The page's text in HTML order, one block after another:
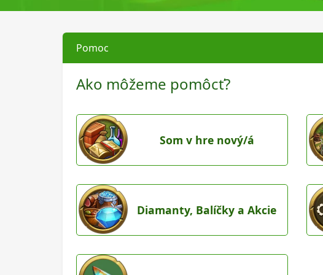
Pomoc
Ako môžeme pomôcť?
Som v hre nový/á
Diamanty, Balíčky a Akcie